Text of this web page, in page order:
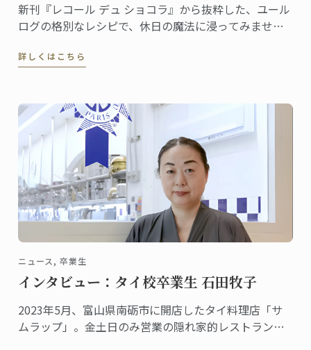
新刊『レコール デュ ショコラ』から抜粋した、ユール
ログの格別なレシピで、休日の魔法に浸ってみません
ゲストを喜ばせ、クリスマスのテーブルを盛り上げる
詳しくはこちら
ニュース, 卒業生
インタビュー：タイ校卒業生 石田牧子
2023年5月、富山県南砺市に開店したタイ料理店「サ
ムラップ」。金土日のみ営業の隠れ家的レストランに